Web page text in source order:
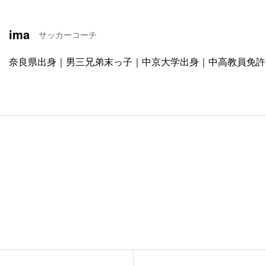
ima サッカーコーチ
奈良県出身｜男三兄弟末っ子｜中京大学出身｜中高教員免